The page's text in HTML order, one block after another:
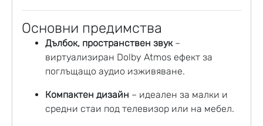
Основни предимства
Дълбок, пространствен звук–
виртуализиран Dolby Atmos ефект за
поглъщащо аудио изживяване.
Компактен дизайн – идеален за малки и
средни стаи под телевизор или на мебел.